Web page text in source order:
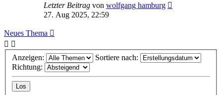
Letzter Beitrag von wolfgang hamburg
27. Aug 2025, 22:59
Neues Thema
Anzeigen:
Sortiere nach:
Richtung: